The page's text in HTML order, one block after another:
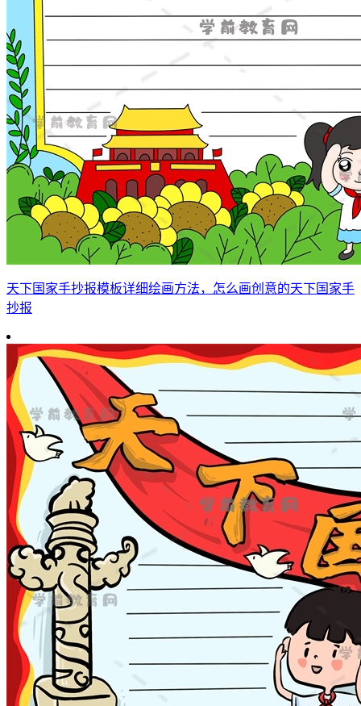
天下国家手抄报模板详细绘画方法，怎么画创意的天下国家手
抄报